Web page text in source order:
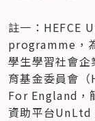
註一：HEFCE
programme，
學生學習社會企
育基金委員會
For England，
資助平台UnLtd